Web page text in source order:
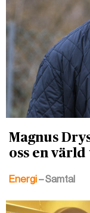
Magnus
oss en
Energi– Samtal